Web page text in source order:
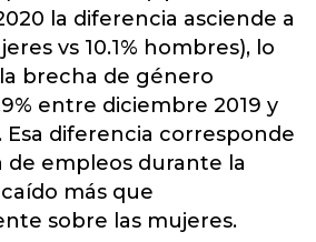
la diferencia asciende a
vs 10.1% hombres), lo
brecha de género
entre diciembre 2019 y
Esa diferencia corresponde
de empleos durante la
más que
sobre las mujeres.